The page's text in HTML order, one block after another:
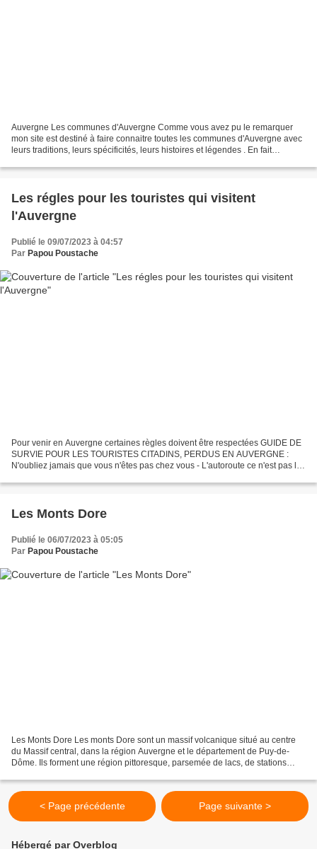
Auvergne Les communes d'Auvergne Comme vous avez pu le remarquer
mon site est destiné à faire connaitre toutes les communes d'Auvergne avec
leurs traditions, leurs spécificités, leurs histoires et légendes . En fait
Les régles pour les touristes qui visitent
l'Auvergne
Publié le 09/07/2023 à 04:57
Par Papou Poustache
Pour venir en Auvergne certaines règles doivent être respectées GUIDE DE
SURVIE POUR LES TOURISTES CITADINS, PERDUS EN AUVERGNE :
N'oubliez jamais que vous n'êtes pas chez vous - L'autoroute ce n'est pas le
Les Monts Dore
Publié le 06/07/2023 à 05:05
Par Papou Poustache
Les Monts Dore Les monts Dore sont un massif volcanique situé au centre
du Massif central, dans la région Auvergne et le département de Puy-de-
Dôme. Ils forment une région pittoresque, parsemée de lacs, de stations
< Page précédente Page suivante >
Hébergé par Overblog